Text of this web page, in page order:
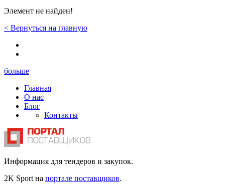
Элемент не найден!
< Вернуться на главную
больше
Главная
О нас
Блог
Контакты
Информация для тендеров и закупок.
2K Sport на портале поставщиков.